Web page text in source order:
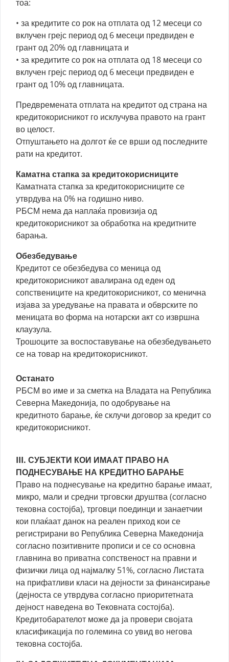
тоа:
• за кредитите со рок на отплата од 12 месеци со
вклучен грејс период од 6 месеци предвиден е
грант од 20% од главницата и
• за кредитите со рок на отплата од 18 месеци со
вклучен грејс период од 6 месеци предвиден е
грант од 10% од главницата.
Предвремената отплата на кредитот од страна на
кредитокорисникот го исклучува правото на грант
во целост.
Отпуштањето на долгот ќе се врши од последните
рати на кредитот.
Каматна стапка за кредитокорисниците
Каматната стапка за кредитокорисниците се
утврдува на 0% на годишно ниво.
РБСМ нема да наплаќа провизија од
кредитокорисникот за обработка на кредитните
барања.
Обезбедување
Кредитот се обезбедува со меница од
кредитокорисникот авалирана од еден од
сопствениците на кредитокорисникот, со менична
изјава за уредување на правата и обврските по
меницата во форма на нотарски акт со извршна
клаузула.
Трошоците за воспоставување на обезбедувањето
се на товар на кредитокорисникот.
Останато
РБСМ во име и за сметка на Владата на Република
Северна Македонија, по одобрување на
кредитното барање, ќе склучи договор за кредит со
кредитокорисникот.
III. СУБЈЕКТИ КОИ ИМААТ ПРАВО НА
ПОДНЕСУВАЊЕ НА КРЕДИТНО БАРАЊЕ
Право на поднесување на кредитно барање имаат,
микро, мали и средни трговски друштва (согласно
тековна состојба), трговци поединци и занаетчии
кои плаќаат данок на реален приход кои се
регистрирани во Република Северна Македонија
согласно позитивните прописи и се со основна
главнина во приватна сопственост на правни и
физички лица од најмалку 51%, согласно Листата
на прифатливи класи на дејности за финансирање
(дејноста се утврдува согласно приоритетната
дејност наведена во Тековната состојба).
Кредитобарателот може да ја провери својата
класификација по големина со увид во негова
тековна состојба.